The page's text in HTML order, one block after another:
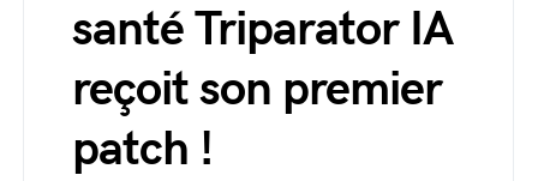
santé Triparator IA
reçoit son premier
patch !